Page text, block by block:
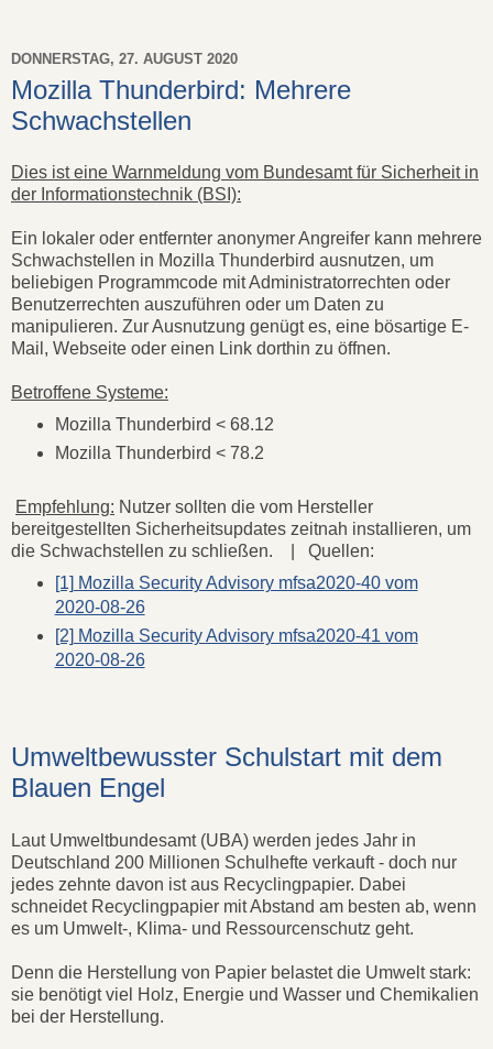
DONNERSTAG, 27. AUGUST 2020
Mozilla Thunderbird: Mehrere
Schwachstellen
Dies ist eine Warnmeldung vom Bundesamt für Sicherheit in
der Informationstechnik (BSI):
Ein lokaler oder entfernter anonymer Angreifer kann mehrere
Schwachstellen in Mozilla Thunderbird ausnutzen, um
beliebigen Programmcode mit Administratorrechten oder
Benutzerrechten auszuführen oder um Daten zu
manipulieren. Zur Ausnutzung genügt es, eine bösartige E-
Mail, Webseite oder einen Link dorthin zu öffnen.
Betroffene Systeme:
Mozilla Thunderbird < 68.12
Mozilla Thunderbird < 78.2
Empfehlung: Nutzer sollten die vom Hersteller
bereitgestellten Sicherheitsupdates zeitnah installieren, um
die Schwachstellen zu schließen. | Quellen:
[1] Mozilla Security Advisory mfsa2020-40 vom
2020-08-26
[2] Mozilla Security Advisory mfsa2020-41 vom
2020-08-26
Umweltbewusster Schulstart mit dem
Blauen Engel
Laut Umweltbundesamt (UBA) werden jedes Jahr in
Deutschland 200 Millionen Schulhefte verkauft - doch nur
jedes zehnte davon ist aus Recyclingpapier. Dabei
schneidet Recyclingpapier mit Abstand am besten ab, wenn
es um Umwelt-, Klima- und Ressourcenschutz geht.
Denn die Herstellung von Papier belastet die Umwelt stark:
sie benötigt viel Holz, Energie und Wasser und Chemikalien
bei der Herstellung.